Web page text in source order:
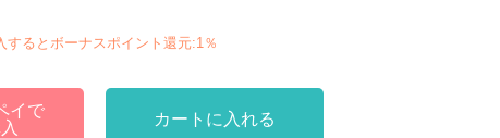
するとボーナスポイント還元:1％
イで
カートに入れる